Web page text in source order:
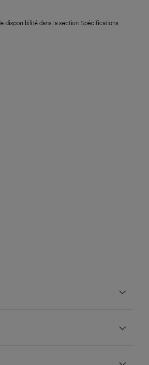
disponibilité dans la section Spécifications